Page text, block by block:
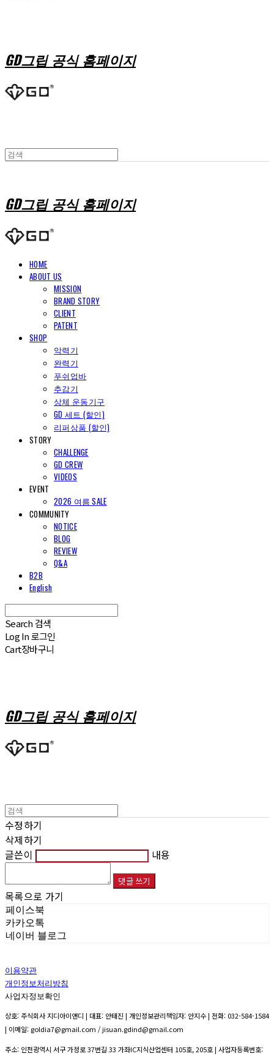
GD그립 공식 홈페이지
GD그립 공식 홈페이지
HOME
ABOUT US
MISSION
BRAND STORY
CLIENT
PATENT
SHOP
악력기
완력기
푸쉬업바
추감기
상체 운동기구
GD 세트 (할인)
리퍼상품 (할인)
STORY
CHALLENGE
GD CREW
VIDEOS
EVENT
2026 여름 SALE
COMMUNITY
NOTICE
BLOG
REVIEW
Q&A
B2B
English
Search 검색
Log In로그인
Cart장바구니
GD그립 공식 홈페이지
수정하기
삭제하기
글쓴이
내용
댓글 쓰기
목록으로 가기
페이스북
카카오톡
네이버 블로그
이용약관
개인정보처리방침
사업자정보확인
상호: 주식회사 지디아이앤디 | 대표: 안태진 | 개인정보관리책임자: 안지수 | 전화: 032-584-1584
| 이메일: goldia7@gmail.com / jisuan.gdind@gmail.com
주소: 인천광역시 서구 가정로 37번길 33 가좌IC지식산업센터 105호, 205호 | 사업자등록번호: